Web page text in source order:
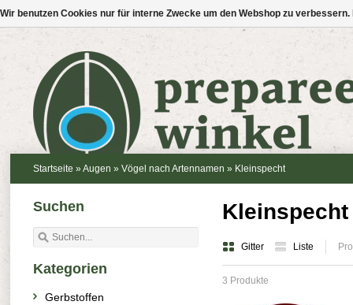
Startseite » Augen » Vögel nach Artennamen » Kleinspecht
Kleinspecht
Gitter Liste
3 Produkte
Suchen
Kategorien
Gerbstoffen
Wir benutzen Cookies nur für interne Zwecke um den Webshop zu